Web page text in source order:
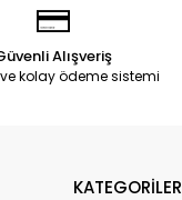
Alışveriş
kolay ödeme sistemi
KATEGORİLER